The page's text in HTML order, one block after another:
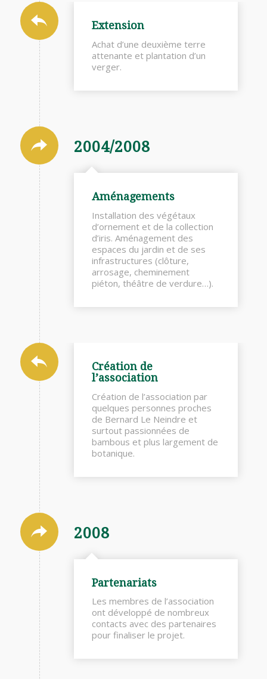
Extension
Achat d’une deuxième terre
attenante et plantation d’un
verger.
2004/2008
Aménagements
Installation des végétaux
d’ornement et de la collection
d’iris. Aménagement des
espaces du jardin et de ses
infrastructures (clôture,
arrosage, cheminement
piéton, théâtre de verdure…).
Création de
l’association
Création de l’association par
quelques personnes proches
de Bernard Le Neindre et
surtout passionnées de
bambous et plus largement de
botanique.
2008
Partenariats
Les membres de l’association
ont développé de nombreux
contacts avec des partenaires
pour finaliser le projet.